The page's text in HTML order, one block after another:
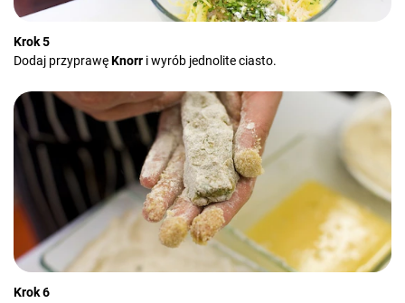
Krok 5
Dodaj przyprawęKnorr i wyrób jednolite ciasto.
Krok 6